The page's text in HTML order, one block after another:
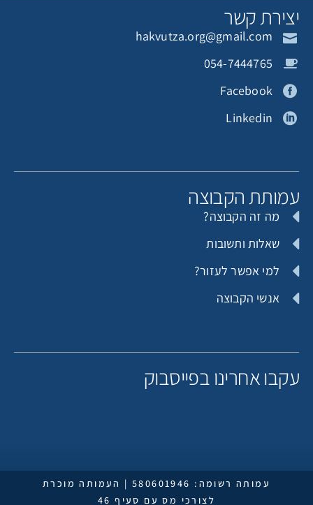
לאה מלאכי
אוהד ויקי
קשר
hakvutza.org@gmail.com
054-7444765
Facebook
Linkedin
הקבוצה
מה זה הקבוצה?
שאלות ותשובות
למי אפשר לעזור?
אנשי הקבוצה
אחרינו בפייסבוק
עמותה רשומה: 580601946 | העמותה מוכרת
לצורכי מס עם סעיף 46